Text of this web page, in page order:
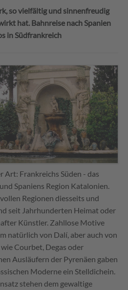
so vielfältig und sinnenfreudig
hat. Bahnreise nach Spanien
in Südfrankreich
Frankreichs Süden - das
Spaniens Region Katalonien.
Regionen diesseits und
seit Jahrhunderten Heimat oder
Künstler. Zahllose Motive
natürlich von Dalí, aber auch von
Courbet, Degas oder
Ausläufern der Pyrenäen gaben
Moderne ein Stelldichein.
stehen dem gewaltige